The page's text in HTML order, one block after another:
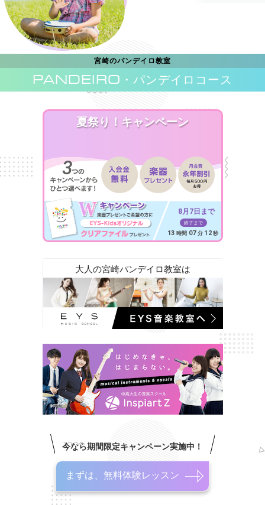
宮崎のパンデイロ教室
PANDEIRO ・パンデイロコース
夏祭り！キャンペーン
8月7日まで
終了まで
13 時間 07 分 10 秒
大人の宮崎パンデイロ教室は
今なら期間限定キャンペーン実施中！
まずは、無料体験レッスン